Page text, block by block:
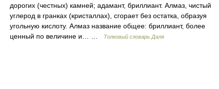
дорогих (честных) камней; адамант, бриллиант. Алмаз, чистый
углерод в гранках (кристаллах), сгорает без остатка, образуя
угольную кислоту. Алмаз название общее: бриллиант, более
ценный по величине и… …
Толковый словарь Даля